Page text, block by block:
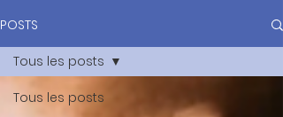
POSTS
Tous les posts
Tous les posts